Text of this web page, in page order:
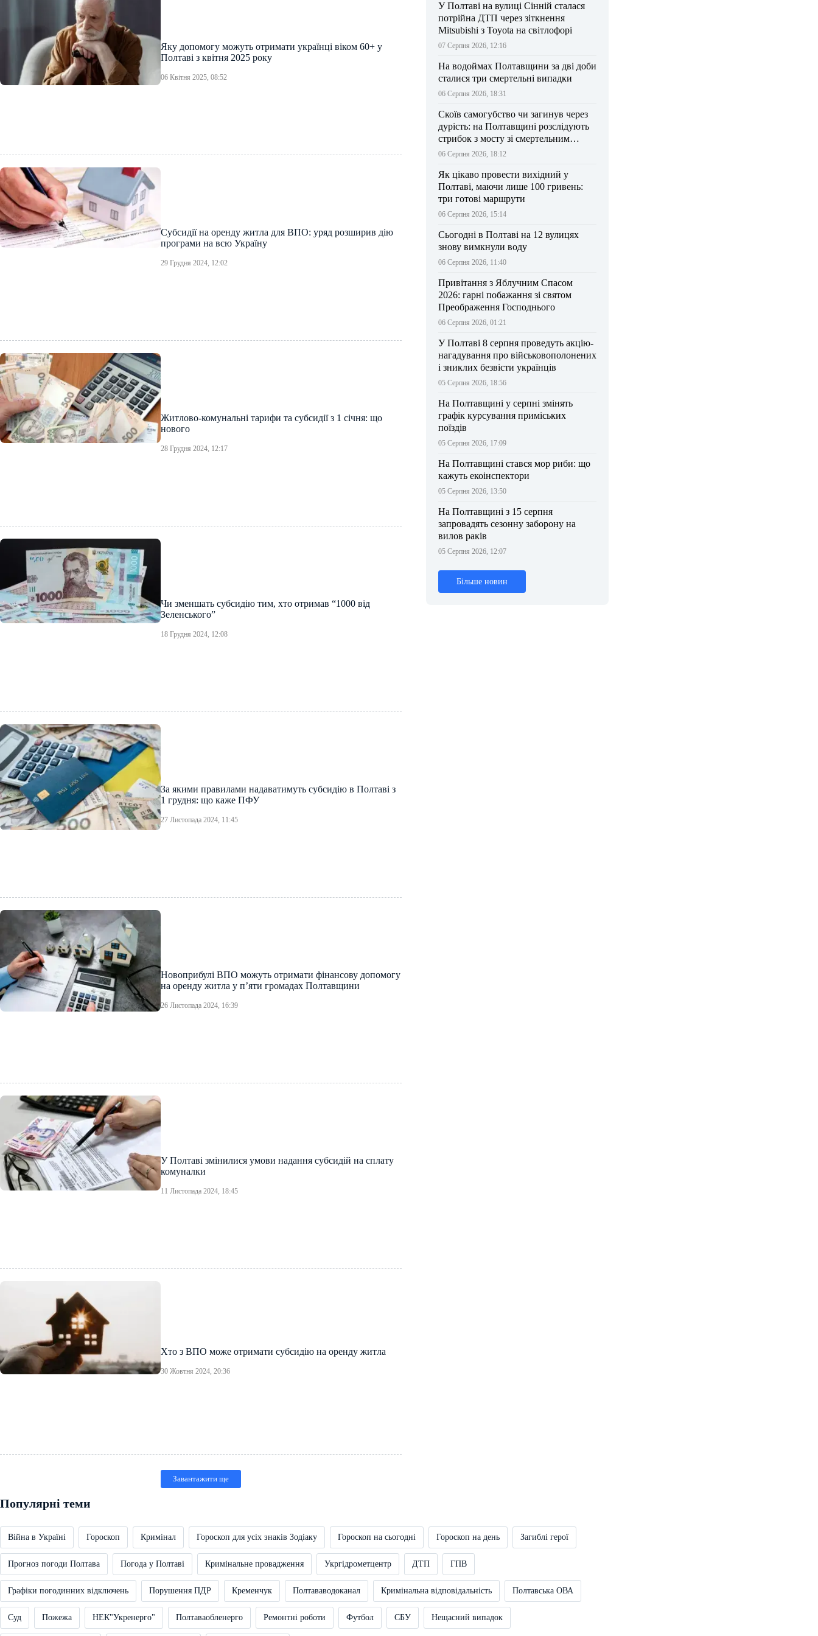
Яку допомогу можуть отримати українці віком 60+ у
Полтаві з квітня 2025 року
06 Квітня 2025, 08:52
Субсидії на оренду житла для ВПО: уряд розширив дію
програми на всю Україну
29 Грудня 2024, 12:02
Житлово-комунальні тарифи та субсидії з 1 січня: що
нового
28 Грудня 2024, 12:17
Чи зменшать субсидію тим, хто отримав “1000 від
Зеленського”
18 Грудня 2024, 12:08
За якими правилами надаватимуть субсидію в Полтаві з
1 грудня: що каже ПФУ
27 Листопада 2024, 11:45
Новоприбулі ВПО можуть отримати фінансову допомогу
на оренду житла у п’яти громадах Полтавщини
26 Листопада 2024, 16:39
У Полтаві змінилися умови надання субсидій на сплату
комуналки
11 Листопада 2024, 18:45
Хто з ВПО може отримати субсидію на оренду житла
30 Жовтня 2024, 20:36
Завантажити ще
У Полтаві на вулиці Сінній сталася
потрійна ДТП через зіткнення
Mitsubishi з Toyota на світлофорі
07 Серпня 2026, 12:16
На водоймах Полтавщини за дві доби
сталися три смертельні випадки
06 Серпня 2026, 18:31
Скоїв самогубство чи загинув через
дурість: на Полтавщині розслідують
стрибок з мосту зі смертельним
результатом
06 Серпня 2026, 18:12
Як цікаво провести вихідний у
Полтаві, маючи лише 100 гривень:
три готові маршрути
06 Серпня 2026, 15:14
Сьогодні в Полтаві на 12 вулицях
знову вимкнули воду
06 Серпня 2026, 11:40
Привітання з Яблучним Спасом
2026: гарні побажання зі святом
Преображення Господнього
06 Серпня 2026, 01:21
У Полтаві 8 серпня проведуть акцію-
нагадування про військовополонених
і зниклих безвісти українців
05 Серпня 2026, 18:56
На Полтавщині у серпні змінять
графік курсування приміських
поїздів
05 Серпня 2026, 17:09
На Полтавщині стався мор риби: що
кажуть екоінспектори
05 Серпня 2026, 13:50
На Полтавщині з 15 серпня
запровадять сезонну заборону на
вилов раків
05 Серпня 2026, 12:07
Більше новин
Популярні теми
Війна в Україні Гороскоп Кримінал Гороскоп для усіх знаків Зодіаку Гороскоп на сьогодні Гороскоп на день Загиблі герої
Прогноз погоди Полтава Погода у Полтаві Кримінальне провадження Укргідрометцентр ДТП ГПВ
Графіки погодинних відключень Порушення ПДР Кременчук Полтававодоканал Кримінальна відповідальність Полтавська ОВА
Суд Пожежа НЕК"Укренерго" Полтаваобленерго Ремонтні роботи Футбол СБУ Нещасний випадок